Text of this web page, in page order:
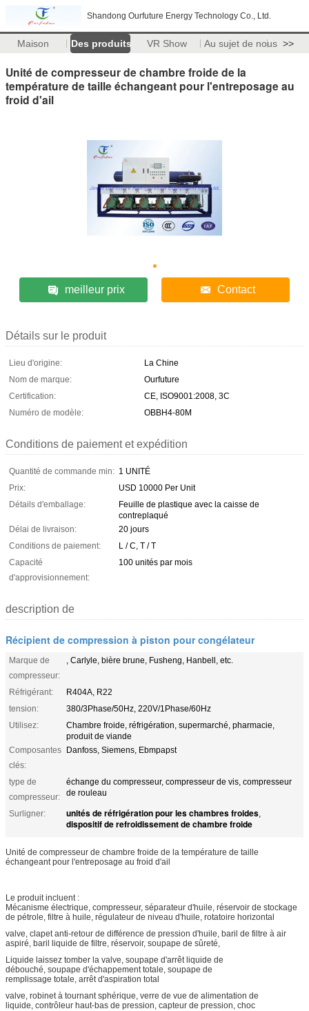
Shandong Ourfuture Energy Technology Co., Ltd.
Maison Des produits VR Show Au sujet de nous >>
Unité de compresseur de chambre froide de la
température de taille échangeant pour l'entreposage au
froid d'ail
meilleur prix Contact
Détails sur le produit
Lieu d'origine:
La Chine
Nom de marque:
Ourfuture
Certification:
CE, ISO9001:2008, 3C
Numéro de modèle:
OBBH4-80M
Conditions de paiement et expédition
Quantité de commande min: 1 UNITÉ
Prix:
USD 10000 Per Unit
Détails d'emballage:
Feuille de plastique avec la caisse de
contreplaqué
Délai de livraison:
20 jours
Conditions de paiement:
L / C, T / T
Capacité
d'approvisionnement:
100 unités par mois
description de
Récipient de compression à piston pour congélateur
Marque de
compresseur:
, Carlyle, bière brune, Fusheng, Hanbell, etc.
Réfrigérant:
R404A, R22
tension:
380/3Phase/50Hz, 220V/1Phase/60Hz
Utilisez:
Chambre froide, réfrigération, supermarché, pharmacie,
produit de viande
Composantes
clés:
Danfoss, Siemens, Ebmpapst
type de
compresseur:
échange du compresseur, compresseur de vis, compresseur
de rouleau
Surligner: unités de réfrigération pour les chambres froides,
dispositif de refroidissement de chambre froide
Unité de compresseur de chambre froide de la température de taille
échangeant pour l'entreposage au froid d'ail
Le produit incluent :
Mécanisme électrique, compresseur, séparateur d'huile, réservoir de stockage
de pétrole, filtre à huile, régulateur de niveau d'huile, rotatoire horizontal
valve, clapet anti-retour de différence de pression d'huile, baril de filtre à air
aspiré, baril liquide de filtre, réservoir, soupape de sûreté,
Liquide laissez tomber la valve, soupape d'arrêt liquide de
débouché, soupape d'échappement totale, soupape de
remplissage totale, arrêt d'aspiration total
valve, robinet à tournant sphérique, verre de vue de alimentation de
liquide, contrôleur haut-bas de pression, capteur de pression, choc